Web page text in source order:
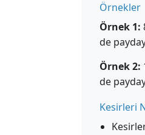
Örnekler
Örnek 1:
de
Örnek 2:
de
Kesirleri